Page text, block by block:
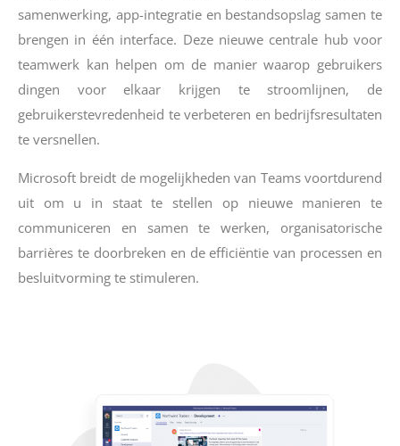
samenwerking, app-integratie en bestandsopslag samen te
brengen in één interface. Deze nieuwe centrale hub voor
teamwerk kan helpen om de manier waarop gebruikers
dingen voor elkaar krijgen te stroomlijnen, de
gebruikerstevredenheid te verbeteren en bedrijfsresultaten
te versnellen.
Microsoft breidt de mogelijkheden van Teams voortdurend
uit om u in staat te stellen op nieuwe manieren te
communiceren en samen te werken, organisatorische
barrières te doorbreken en de efficiëntie van processen en
besluitvorming te stimuleren.